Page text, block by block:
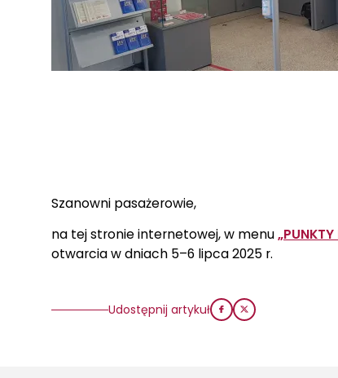
Szanowni pasażerowie,
na tej stronie internetowej, w menu
otwarcia w dniach 5–6 lipca 2025 r.
Udostępnij artykuł